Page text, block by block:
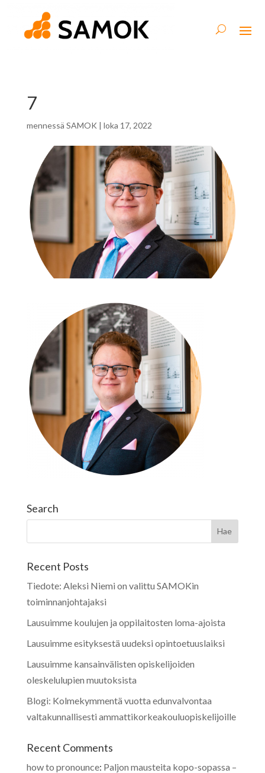
7
mennessä SAMOK | loka 17, 2022
Search
Recent Posts
Tiedote: Aleksi Niemi on valittu SAMOKin
toiminnanjohtajaksi
Lausuimme koulujen ja oppilaitosten loma-ajoista
Lausuimme esityksestä uudeksi opintoetuuslaiksi
Lausuimme kansainvälisten opiskelijoiden
oleskelulupien muutoksista
Blogi: Kolmekymmentä vuotta edunvalvontaa
valtakunnallisesti ammattikorkeakouluopiskelijoille
Recent Comments
how to pronounce: Paljon mausteita kopo-sopassa –